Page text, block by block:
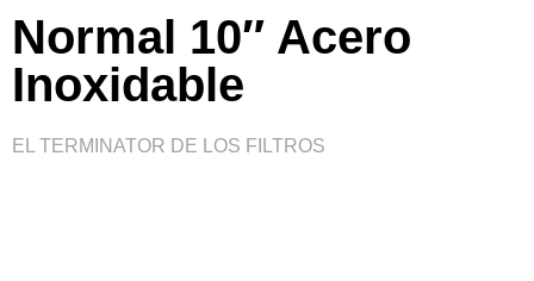
Normal 10″ Acero
Inoxidable
EL TERMINATOR DE LOS FILTROS